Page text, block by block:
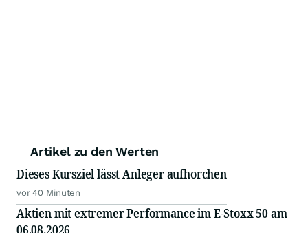
Artikel zu den Werten
Dieses Kursziel lässt Anleger aufhorchen
vor 40 Minuten
Aktien mit extremer Performance im E-Stoxx 50 am